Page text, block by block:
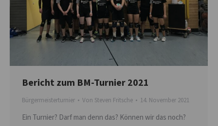
Bericht zum BM-Turnier 2021
Bürgermeisterturnier Von Steven Fritsche 14. November 2021
Ein Turnier? Darf man denn das? Können wir das noch?